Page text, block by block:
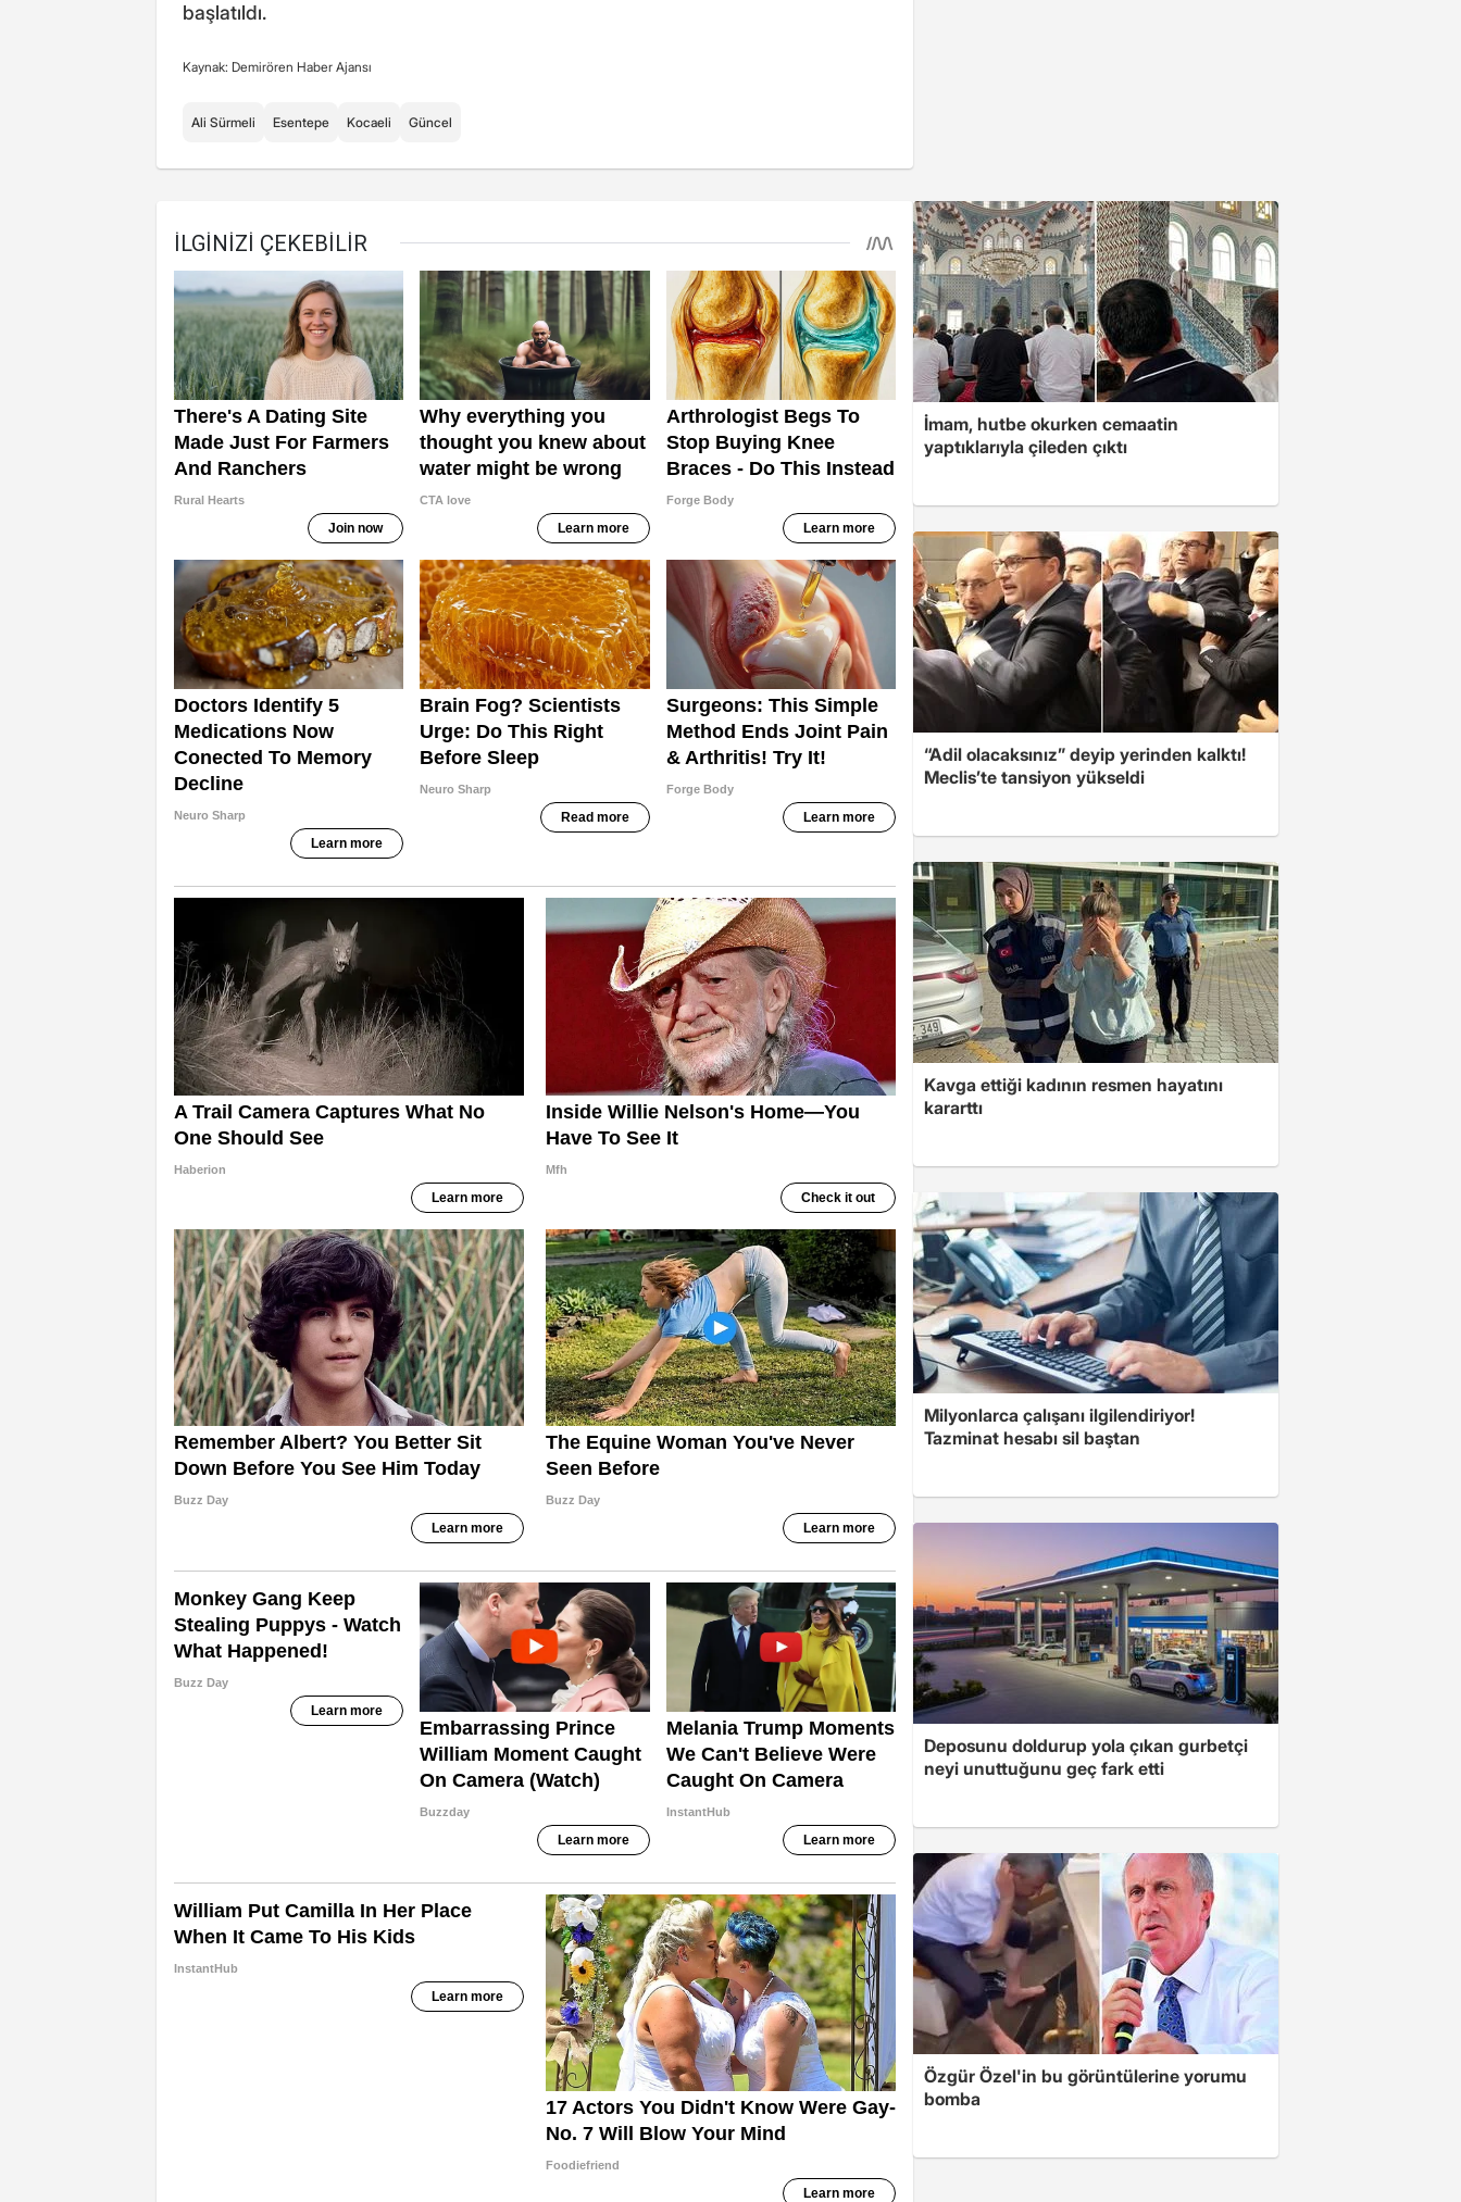
başlatıldı.
Kaynak: Demirören Haber Ajansı
Ali Sürmeli Esentepe Kocaeli Güncel
İmam, hutbe okurken cemaatin
yaptıklarıyla çileden çıktı
“Adil olacaksınız” deyip yerinden kalktı!
Meclis’te tansiyon yükseldi
Kavga ettiği kadının resmen hayatını
kararttı
Milyonlarca çalışanı ilgilendiriyor!
Tazminat hesabı sil baştan
Deposunu doldurup yola çıkan gurbetçi
neyi unuttuğunu geç fark etti
Özgür Özel'in bu görüntülerine yorumu
bomba